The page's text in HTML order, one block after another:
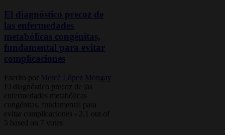
El diagnóstico precoz de
las enfermedades
metabólicas congénitas,
fundamental para evitar
complicaciones
Escrito por
Mercè López Mongay
El diagnóstico precoz de las
enfermedades metabólicas
congénitas, fundamental para
evitar complicaciones - 2.1 out of
5 based on 7 votes